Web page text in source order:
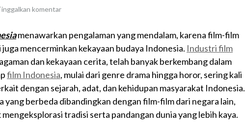
komentar
menawarkan pengalaman yang mendalam, karena film-film
mencerminkan kekayaan budaya Indonesia. Industri film
dan kekayaan cerita, telah banyak berkembang dalam
film Indonesia, mulai dari genre drama hingga horor, sering kali
dengan sejarah, adat, dan kehidupan masyarakat Indonesia.
yang berbeda dibandingkan dengan film-film dari negara lain,
tradisi serta pandangan dunia yang lebih kaya.